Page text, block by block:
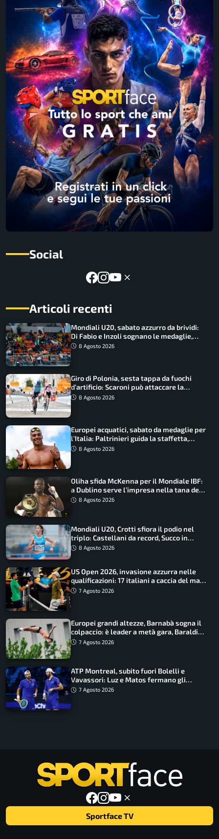
Social
Articoli recenti
Mondiali U20, sabato azzurro da brividi:
Di Fabio e Inzoli sognano le medaglie,
Castellani e Succo in finale
8 Agosto 2026
Giro di Polonia, sesta tappa da fuochi
d’artificio: Scaroni può attaccare la
maglia di Lemmen
8 Agosto 2026
Europei acquatici, sabato da medaglie per
l’Italia: Paltrinieri guida la staffetta,
Barnabà sogna l’oro dalle grandi altezze
8 Agosto 2026
Oliha sfida McKenna per il Mondiale IBF:
a Dublino serve l’impresa nella tana del
lupo8 Agosto 2026
Mondiali U20, Crotti sfiora il podio nel
triplo: Castellani da record, Succo in
finale
8 Agosto 2026
US Open 2026, invasione azzurra nelle
qualificazioni: 17 italiani a caccia del main
draw7 Agosto 2026
Europei grandi altezze, Barnabà sogna il
colpaccio: è leader a metà gara, Baraldi
ancora in corsa
7 Agosto 2026
ATP Montreal, subito fuori Bolelli e
Vavassori: Luz e Matos fermano gli
azzurri
7 Agosto 2026
Sportface TV